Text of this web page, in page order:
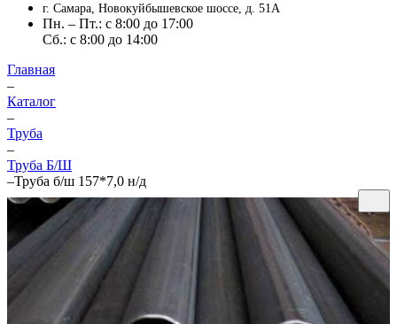
г. Самара, Новокуйбышевское шоссе, д. 51А
Пн. – Пт.: с 8:00 до 17:00
Cб.: с 8:00 до 14:00
Главная
–
Каталог
–
Труба
–
Труба Б/Ш
–Труба б/ш 157*7,0 н/д